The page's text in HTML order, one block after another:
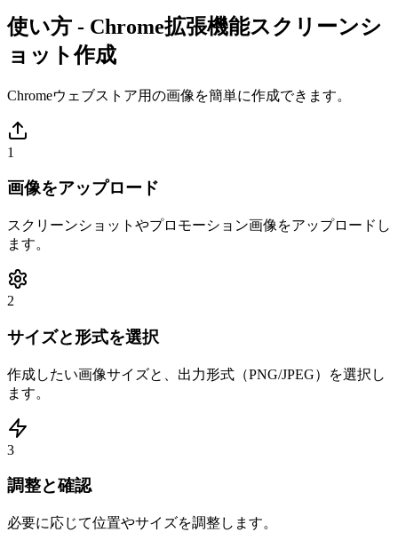
使い方 - Chrome拡張機能スクリーンシ
ョット作成
Chromeウェブストア用の画像を簡単に作成できます。
1
画像をアップロード
スクリーンショットやプロモーション画像をアップロードし
ます。
2
サイズと形式を選択
作成したい画像サイズと、出力形式（PNG/JPEG）を選択し
ます。
3
調整と確認
必要に応じて位置やサイズを調整します。